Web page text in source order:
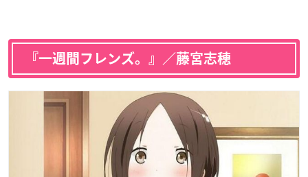
『一週間フレンズ。』／藤宮志穂